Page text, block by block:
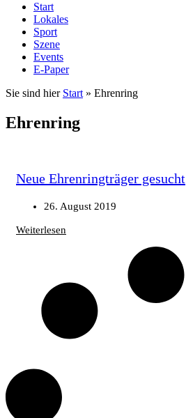
Start
Lokales
Sport
Szene
Events
E-Paper
Sie sind hier Start » Ehrenring
Ehrenring
Neue Ehrenringträger gesucht
26. August 2019
Weiterlesen